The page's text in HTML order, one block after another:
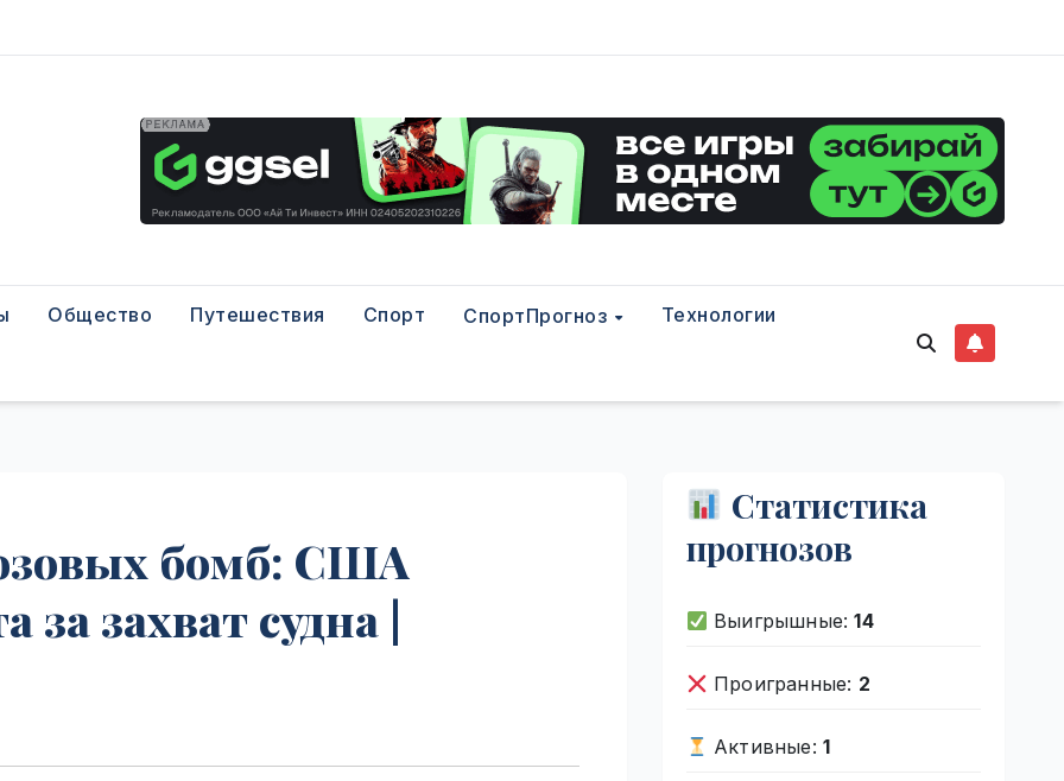
Общество Путешествия Спорт СпортПрогноз Технологии
бомб: США
за захват судна |
Статистика
прогнозов
Выигрышные:14
Проигранные: 2
Активные: 1